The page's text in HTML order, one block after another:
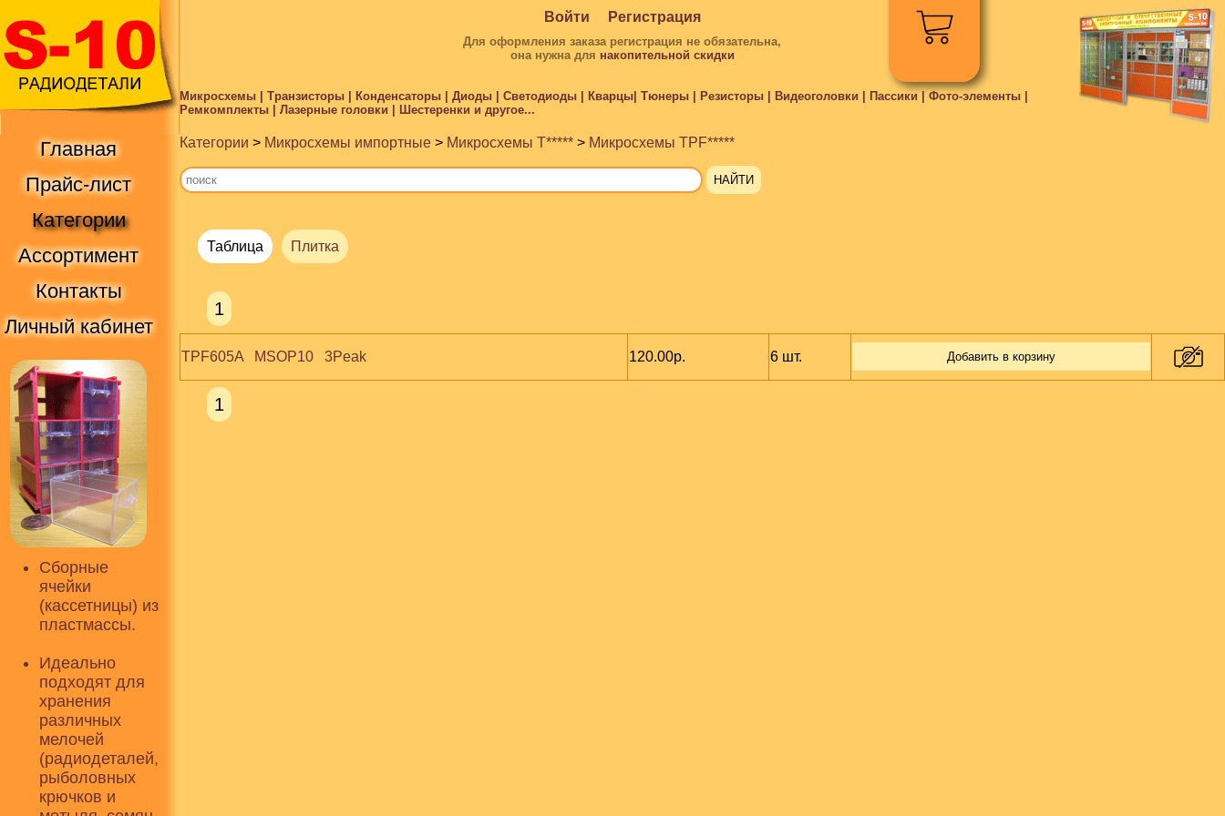
Войти Регистрация
Для оформления заказа регистрация не обязательна,
она нужна для накопительной скидки
Микросхемы | Транзисторы | Конденсаторы | Диоды | Светодиоды | Кварцы| Тюнеры | Резисторы | Видеоголовки | Пассики | Фото-элементы |
Ремкомплекты | Лазерные головки | Шестеренки и другое...
Главная
Прайс-лист
Категории
Ассортимент
Контакты
Личный кабинет
Сборные
ячейки
(кассетницы) из
пластмассы.
Идеально
подходят для
хранения
различных
мелочей
(радиодеталей,
рыболовных
крючков и
Категории > Микросхемы импортные > Микросхемы T***** > Микросхемы TPF*****
Таблица Плитка
1
TPF605A   MSOP10   3Peak 120.00р. 6 шт. Добавить в корзину
1